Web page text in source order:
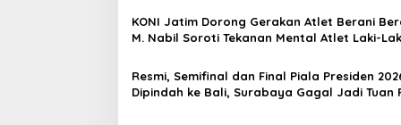
s
KONI Jatim Dorong Gerakan Atlet Berani
M. Nabil Soroti Tekanan Mental Atlet Laki-
Resmi, Semifinal dan Final Piala Presiden
Dipindah ke Bali, Surabaya Gagal Jadi Tuan